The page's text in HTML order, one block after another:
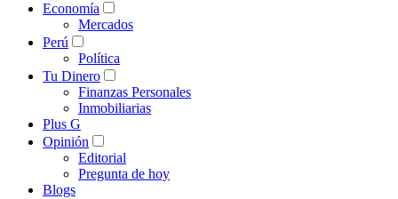
Economía
Mercados
Perú
Política
Tu Dinero
Finanzas Personales
Inmobiliarias
Plus G
Opinión
Editorial
Pregunta de hoy
Blogs